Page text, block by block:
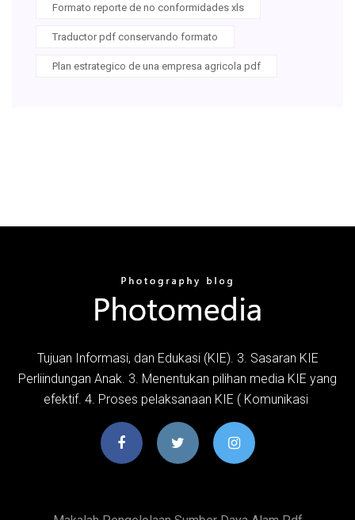
Formato reporte de no conformidades xls
Traductor pdf conservando formato
Plan estrategico de una empresa agricola pdf
Tujuan Informasi, dan Edukasi (KIE). 3. Sasaran KIE
Perliindungan Anak. 3. Menentukan pilihan media KIE yang
efektif. 4. Proses pelaksanaan KIE ( Komunikasi